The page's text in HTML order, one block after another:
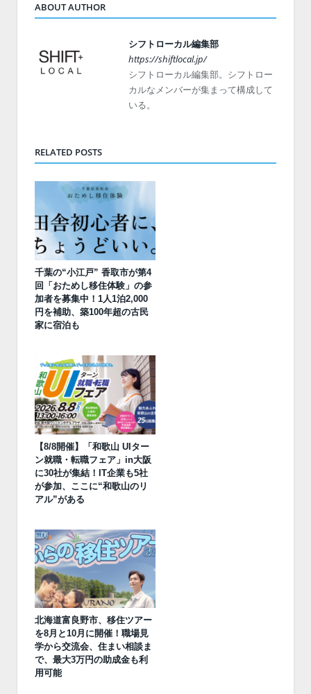
ABOUT AUTHOR
シフトローカル編集部
https://shiftlocal.jp/
シフトローカル編集部。シフトロー
カルなメンバーが集まって構成して
いる。
RELATED POSTS
千葉の“小江戸” 香取市が第4
回「おためし移住体験」の参
加者を募集中！1人1泊2,000
円を補助、築100年超の古民
家に宿泊も
【8/8開催】「和歌山 UIター
ン就職・転職フェア」in大阪
に30社が集結！IT企業も5社
が参加、ここに“和歌山のリ
アル”がある
北海道富良野市、移住ツアー
を8月と10月に開催！職場見
学から交流会、住まい相談ま
で、最大3万円の助成金も利
用可能